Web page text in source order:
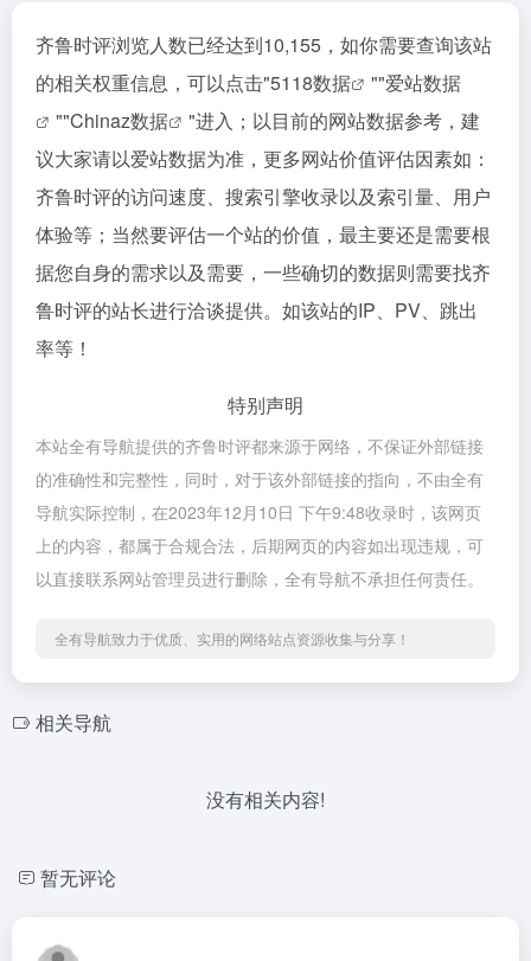
齐鲁时评浏览人数已经达到10,155，如你需要查询该站
的相关权重信息，可以点击"5118数据 ""爱站数据
""Chinaz数据
"进入；以目前的网站数据参考，建
议大家请以爱站数据为准，更多网站价值评估因素如：
齐鲁时评的访问速度、搜索引擎收录以及索引量、用户
体验等；当然要评估一个站的价值，最主要还是需要根
据您自身的需求以及需要，一些确切的数据则需要找齐
鲁时评的站长进行洽谈提供。如该站的IP、PV、跳出
率等！
特别声明
本站全有导航提供的齐鲁时评都来源于网络，不保证外部链接
的准确性和完整性，同时，对于该外部链接的指向，不由全有
导航实际控制，在2023年12月10日 下午9:48收录时，该网页
上的内容，都属于合规合法，后期网页的内容如出现违规，可
以直接联系网站管理员进行删除，全有导航不承担任何责任。
全有导航致力于优质、实用的网络站点资源收集与分享！
相关导航
没有相关内容!
暂无评论